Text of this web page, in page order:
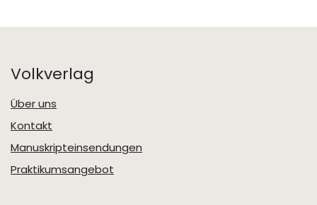
Volkverlag
Über uns
Kontakt
Manuskripteinsendungen
Praktikumsangebot